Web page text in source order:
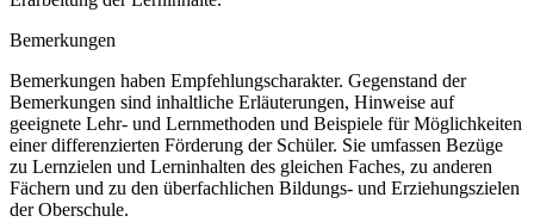
Bemerkungen
Bemerkungen haben Empfehlungscharakter. Gegenstand der
Bemerkungen sind inhaltliche Erläuterungen, Hinweise auf
geeignete Lehr- und Lernmethoden und Beispiele für Möglichkeiten
einer differenzierten Förderung der Schüler. Sie umfassen Bezüge
zu Lernzielen und Lerninhalten des gleichen Faches, zu anderen
Fächern und zu den überfachlichen Bildungs- und Erziehungszielen
der Oberschule.